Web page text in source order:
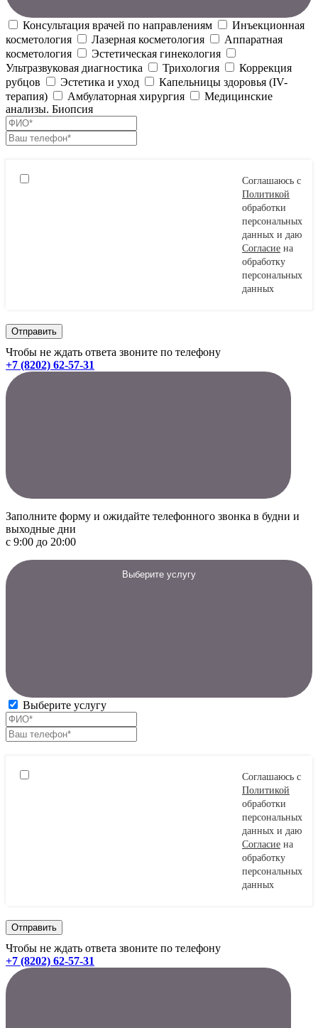
Консультация врачей по направлениям
Инъекционная
косметология
Лазерная косметология
Аппаратная
косметология
Эстетическая гинекология
Ультразвуковая диагностика
Трихология
Коррекция
рубцов
Эстетика и уход
Капельницы здоровья (IV-
терапия)
Амбулаторная хирургия
Медицинские
анализы. Биопсия
Соглашаюсь с
Политикой
обработки
персональных
данных и даю
Согласие на
обработку
персональных
данных
Чтобы не ждать ответа звоните по телефону
+7 (8202) 62-57-31
Заполните форму и ожидайте телефонного звонка в будни и
выходные дни
с 9:00 до 20:00
Выберите услугу
Выберите услугу
Соглашаюсь с
Политикой
обработки
персональных
данных и даю
Согласие на
обработку
персональных
данных
Чтобы не ждать ответа звоните по телефону
+7 (8202) 62-57-31